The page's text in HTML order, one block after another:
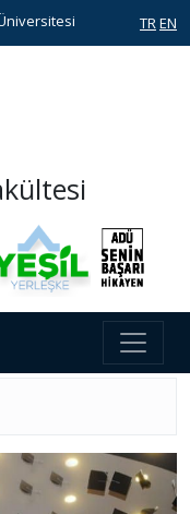
TR EN